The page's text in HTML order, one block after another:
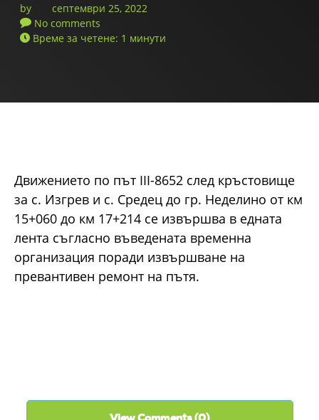
by
септември 25, 2022
No comments
Време за четене: 1 минути
Движението по път ІІІ-8652 след кръстовище
за с. Изгрев и с. Средец до гр. Неделино от км
15+060 до км 17+214 се извършва в едната
лента съгласно въведената временна
организация поради извършване на
превантивен ремонт на пътя.